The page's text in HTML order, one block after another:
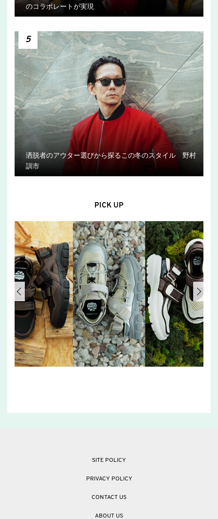
のコラボレートが実現
5
洒脱者のアウター選びから探るこの冬のスタイル 野村
訓市
PICK UP
SITE POLICY
PRIVACY POLICY
CONTACT US
ABOUT US